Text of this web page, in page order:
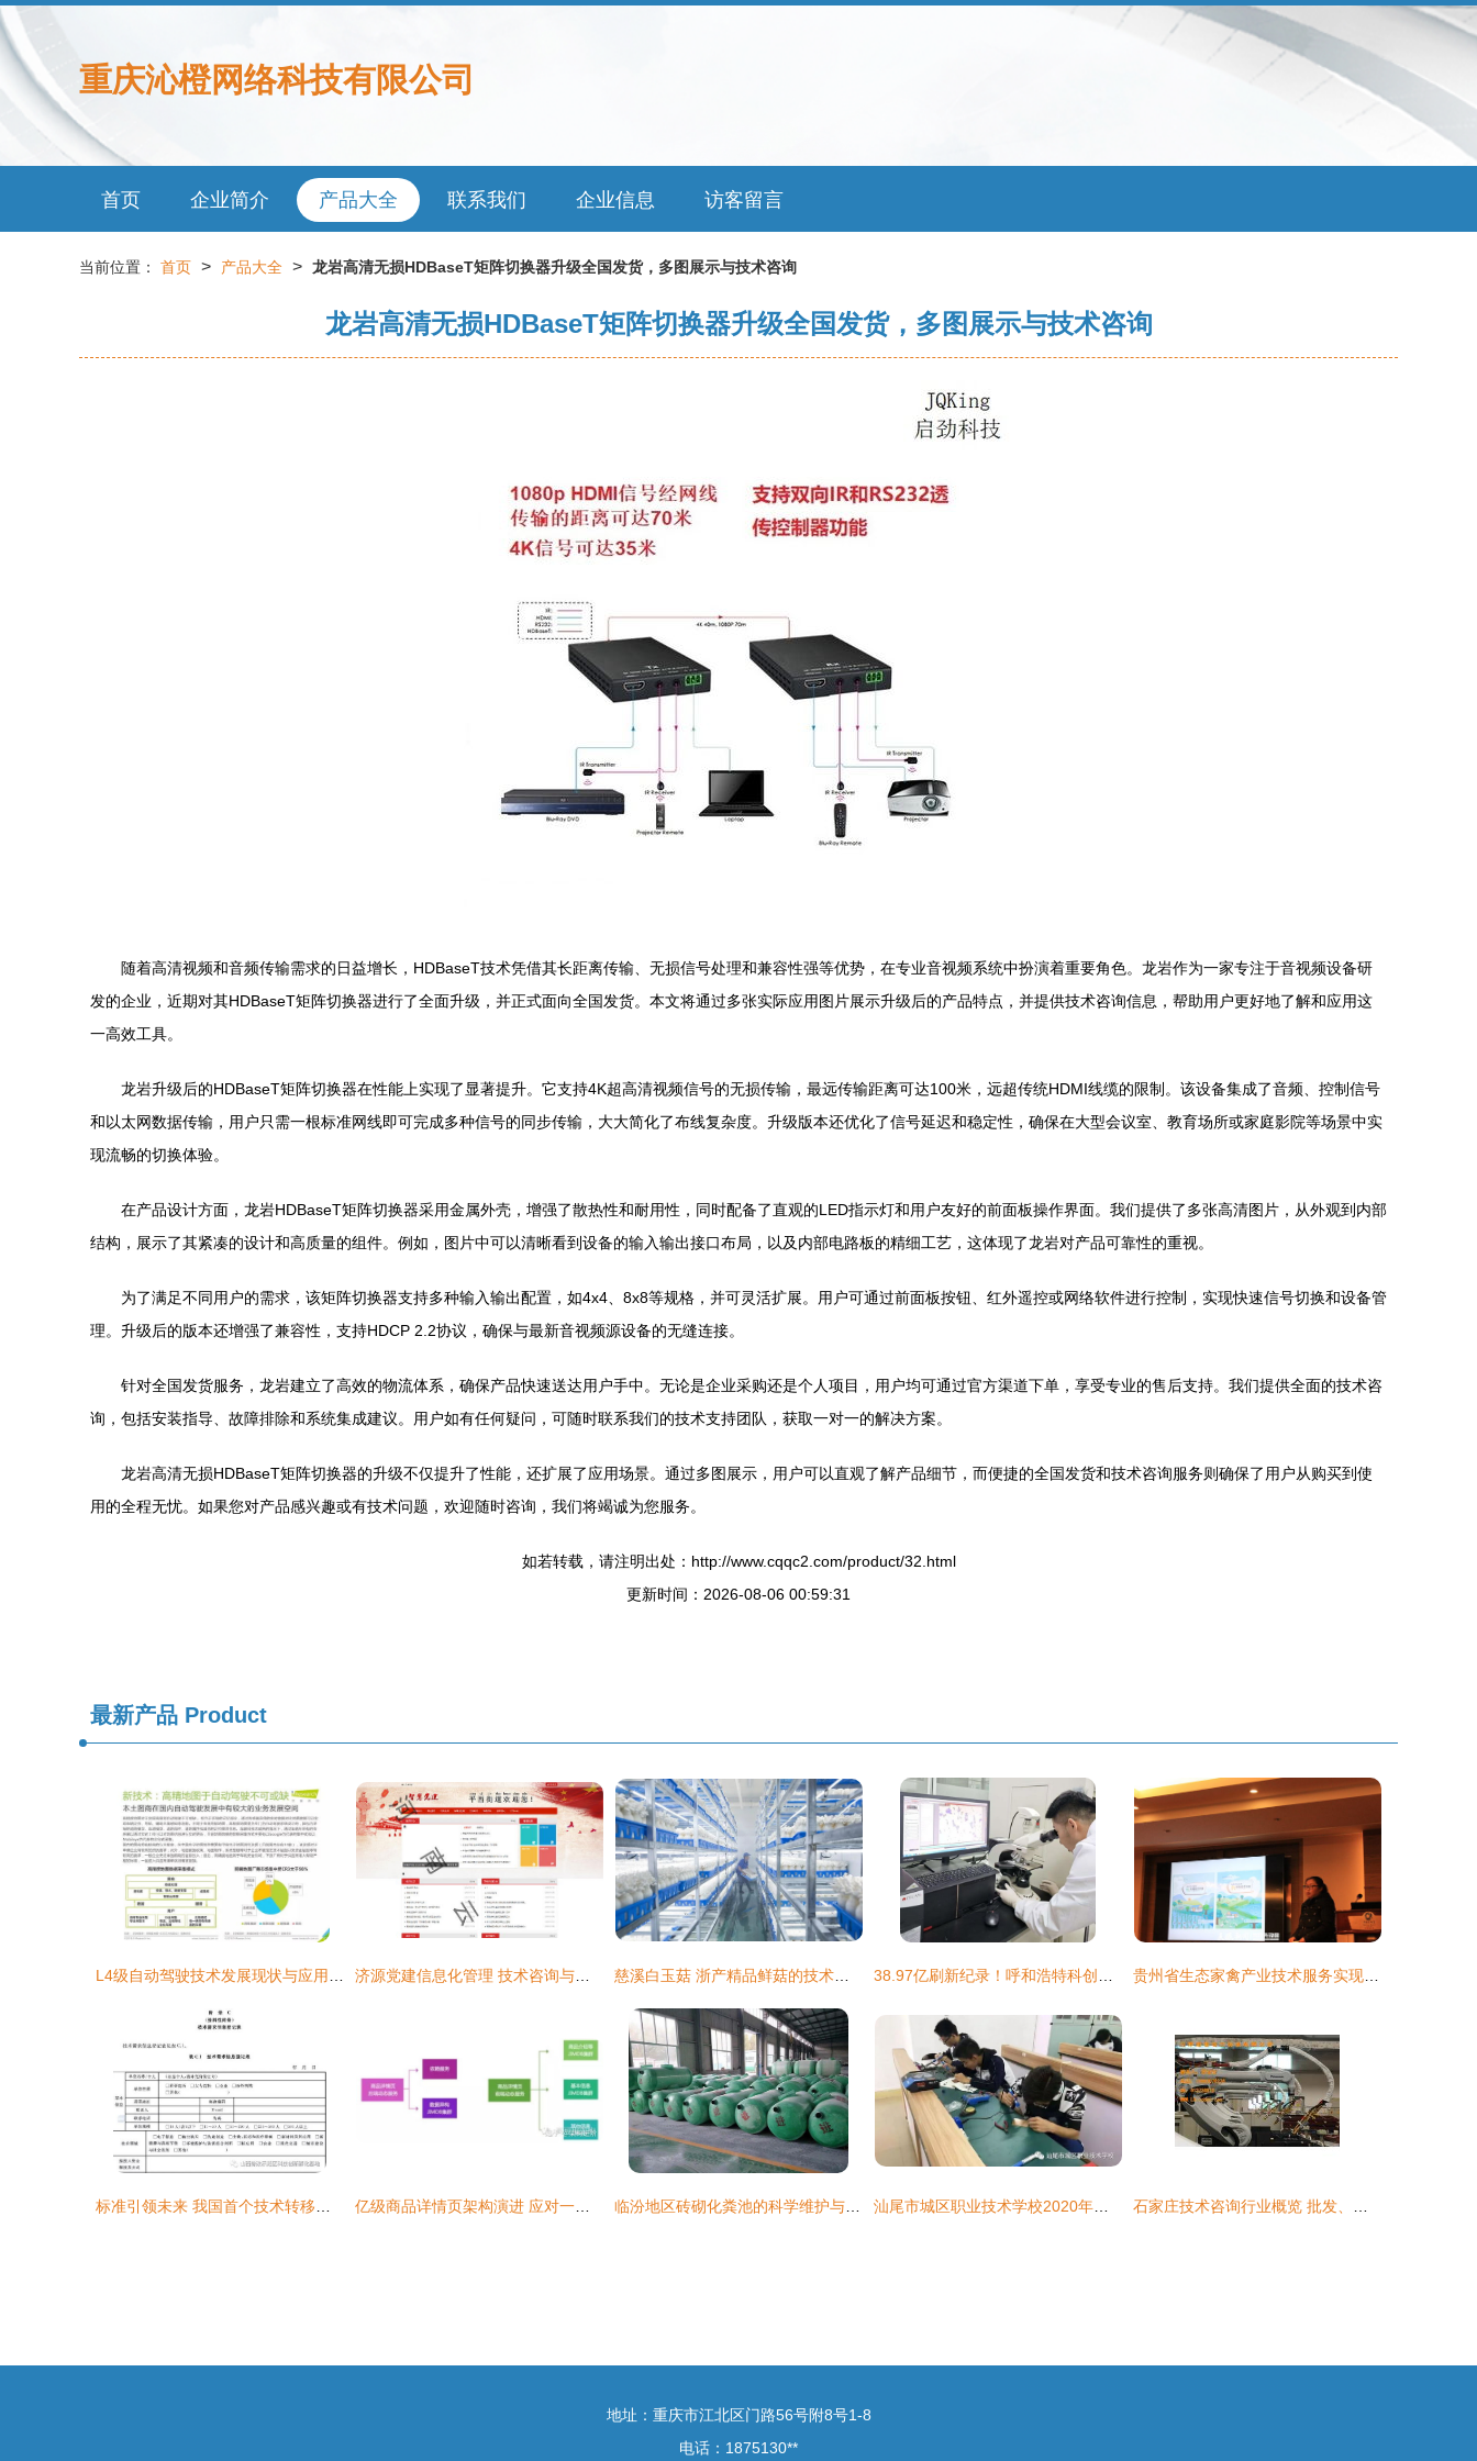
重庆沁橙网络科技有限公司
首页 企业简介 产品大全 联系我们 企业信息 访客留言
当前位置： 首页 > 产品大全 > 龙岩高清无损HDBaseT矩阵切换器升级全国发货，多图展示与技术咨询
龙岩高清无损HDBaseT矩阵切换器升级全国发货，多图展示与技术咨询
随着高清视频和音频传输需求的日益增长，HDBaseT技术凭借其长距离传输、无损信号处理和兼容性强等优势，在专业音视频系统中扮演着重要角色。龙岩作为一家专注于音视频设备研
发的企业，近期对其HDBaseT矩阵切换器进行了全面升级，并正式面向全国发货。本文将通过多张实际应用图片展示升级后的产品特点，并提供技术咨询信息，帮助用户更好地了解和应用这
一高效工具。
龙岩升级后的HDBaseT矩阵切换器在性能上实现了显著提升。它支持4K超高清视频信号的无损传输，最远传输距离可达100米，远超传统HDMI线缆的限制。该设备集成了音频、控制信号
和以太网数据传输，用户只需一根标准网线即可完成多种信号的同步传输，大大简化了布线复杂度。升级版本还优化了信号延迟和稳定性，确保在大型会议室、教育场所或家庭影院等场景中实
现流畅的切换体验。
在产品设计方面，龙岩HDBaseT矩阵切换器采用金属外壳，增强了散热性和耐用性，同时配备了直观的LED指示灯和用户友好的前面板操作界面。我们提供了多张高清图片，从外观到内部
结构，展示了其紧凑的设计和高质量的组件。例如，图片中可以清晰看到设备的输入输出接口布局，以及内部电路板的精细工艺，这体现了龙岩对产品可靠性的重视。
为了满足不同用户的需求，该矩阵切换器支持多种输入输出配置，如4x4、8x8等规格，并可灵活扩展。用户可通过前面板按钮、红外遥控或网络软件进行控制，实现快速信号切换和设备管
理。升级后的版本还增强了兼容性，支持HDCP 2.2协议，确保与最新音视频源设备的无缝连接。
针对全国发货服务，龙岩建立了高效的物流体系，确保产品快速送达用户手中。无论是企业采购还是个人项目，用户均可通过官方渠道下单，享受专业的售后支持。我们提供全面的技术咨
询，包括安装指导、故障排除和系统集成建议。用户如有任何疑问，可随时联系我们的技术支持团队，获取一对一的解决方案。
龙岩高清无损HDBaseT矩阵切换器的升级不仅提升了性能，还扩展了应用场景。通过多图展示，用户可以直观了解产品细节，而便捷的全国发货和技术咨询服务则确保了用户从购买到使
用的全程无忧。如果您对产品感兴趣或有技术问题，欢迎随时咨询，我们将竭诚为您服务。
如若转载，请注明出处：http://www.cqqc2.com/product/32.html
更新时间：2026-08-06 00:59:31
最新产品 Product
地址：重庆市江北区门路56号附8号1-8
电话：1875130**